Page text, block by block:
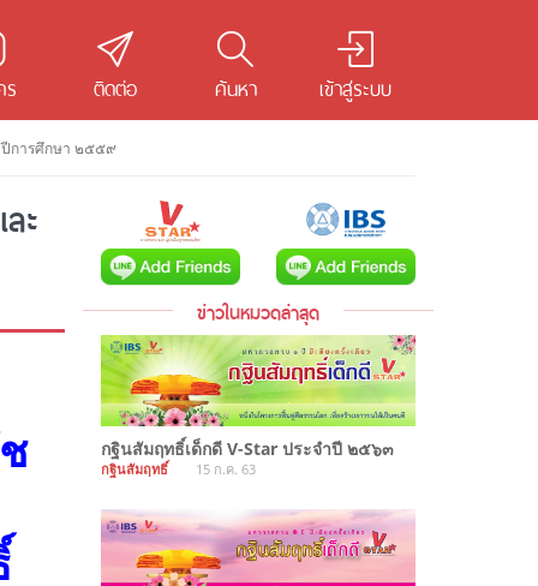
ติดต่อ ค้นหา เข้าสู่ระบบ
ปีการศึกษา ๒๕๕๙
ะ
ข่าวในหมวดล่าสุด
กฐินสัมฤทธิ์เด็กดี V-Star ประจำปี ๒๕๖๓
กฐินสัมฤทธิ์ 15 ก.ค. 63